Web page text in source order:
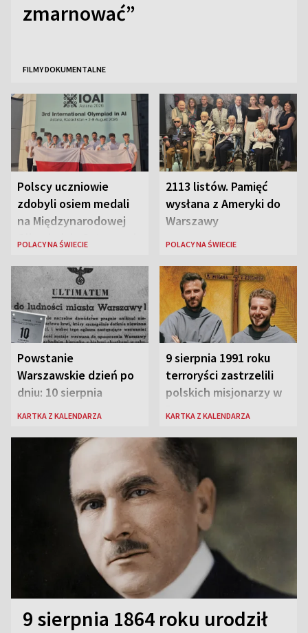
zmarnować”
FILMY DOKUMENTALNE
Polscy uczniowie
zdobyli osiem medali
na Międzynarodowej
Olimpiadzie Sztucznej
POLACY NA ŚWIECIE
2113 listów. Pamięć
wysłana z Ameryki do
Warszawy
POLACY NA ŚWIECIE
Powstanie
Warszawskie dzień po
dniu: 10 sierpnia
KARTKA Z KALENDARZA
9 sierpnia 1991 roku
terroryści zastrzelili
polskich misjonarzy w
Peru
KARTKA Z KALENDARZA
9 sierpnia 1864 roku urodził